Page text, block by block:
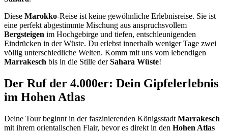
Diese Marokko-Reise ist keine gewöhnliche Erlebnisreise. Sie ist
eine perfekt abgestimmte Mischung aus anspruchsvollem
Bergsteigen im Hochgebirge und tiefen, entschleunigenden
Eindrücken in der Wüste. Du erlebst innerhalb weniger Tage zwei
völlig unterschiedliche Welten. Komm mit uns vom lebendigen
Marrakesch bis in die Stille derSahara Wüste!
Der Ruf der 4.000er: Dein Gipfelerlebnis
im Hohen Atlas
Deine Tour beginnt in der faszinierenden Königsstadt Marrakesch
mit ihrem orientalischen Flair, bevor es direkt in den Hohen Atlas